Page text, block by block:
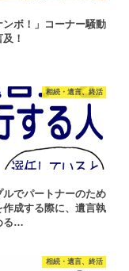
ンボ！」コーナー騒動
！
相続・遺言、終活
ルでパートナーのため
作成する際に、遺言執
る…
相続・遺言、終活